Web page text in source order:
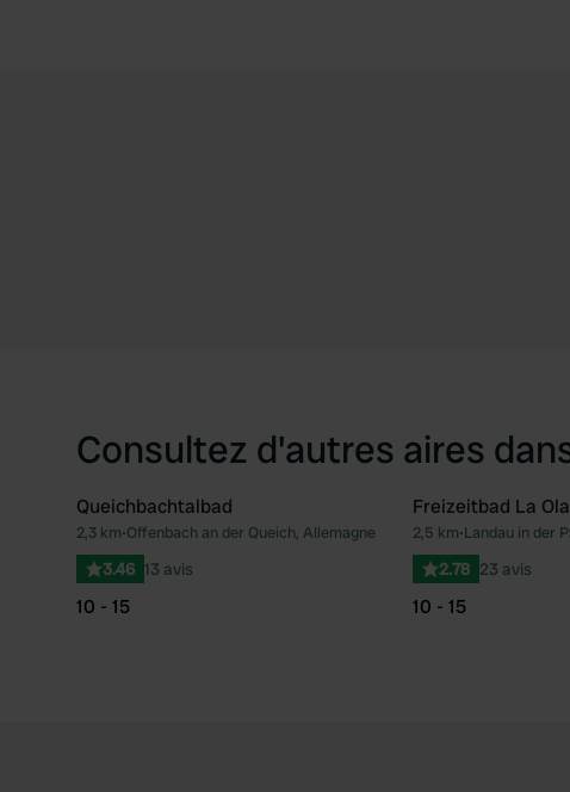
Consultez d'autres aires
Préféré
Queichbachtalbad
2,3 km•Offenbach an der Queich, Allemagne
3.46 13 avis
10 - 15
Freizeitbad La
2,5 km•Landau in der
2.78 23 avis
10 - 15